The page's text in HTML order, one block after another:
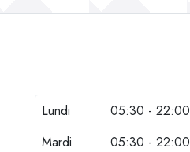
Lundi
05:30 - 22:00
Mardi
05:30 - 22:00